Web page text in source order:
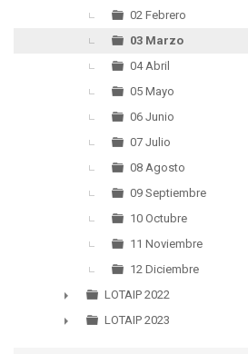
02 Febrero
03 Marzo
04 Abril
05 Mayo
06 Junio
07 Julio
08 Agosto
09 Septiembre
10 Octubre
11 Noviembre
12 Diciembre
►
LOTAIP 2022
LOTAIP 2023